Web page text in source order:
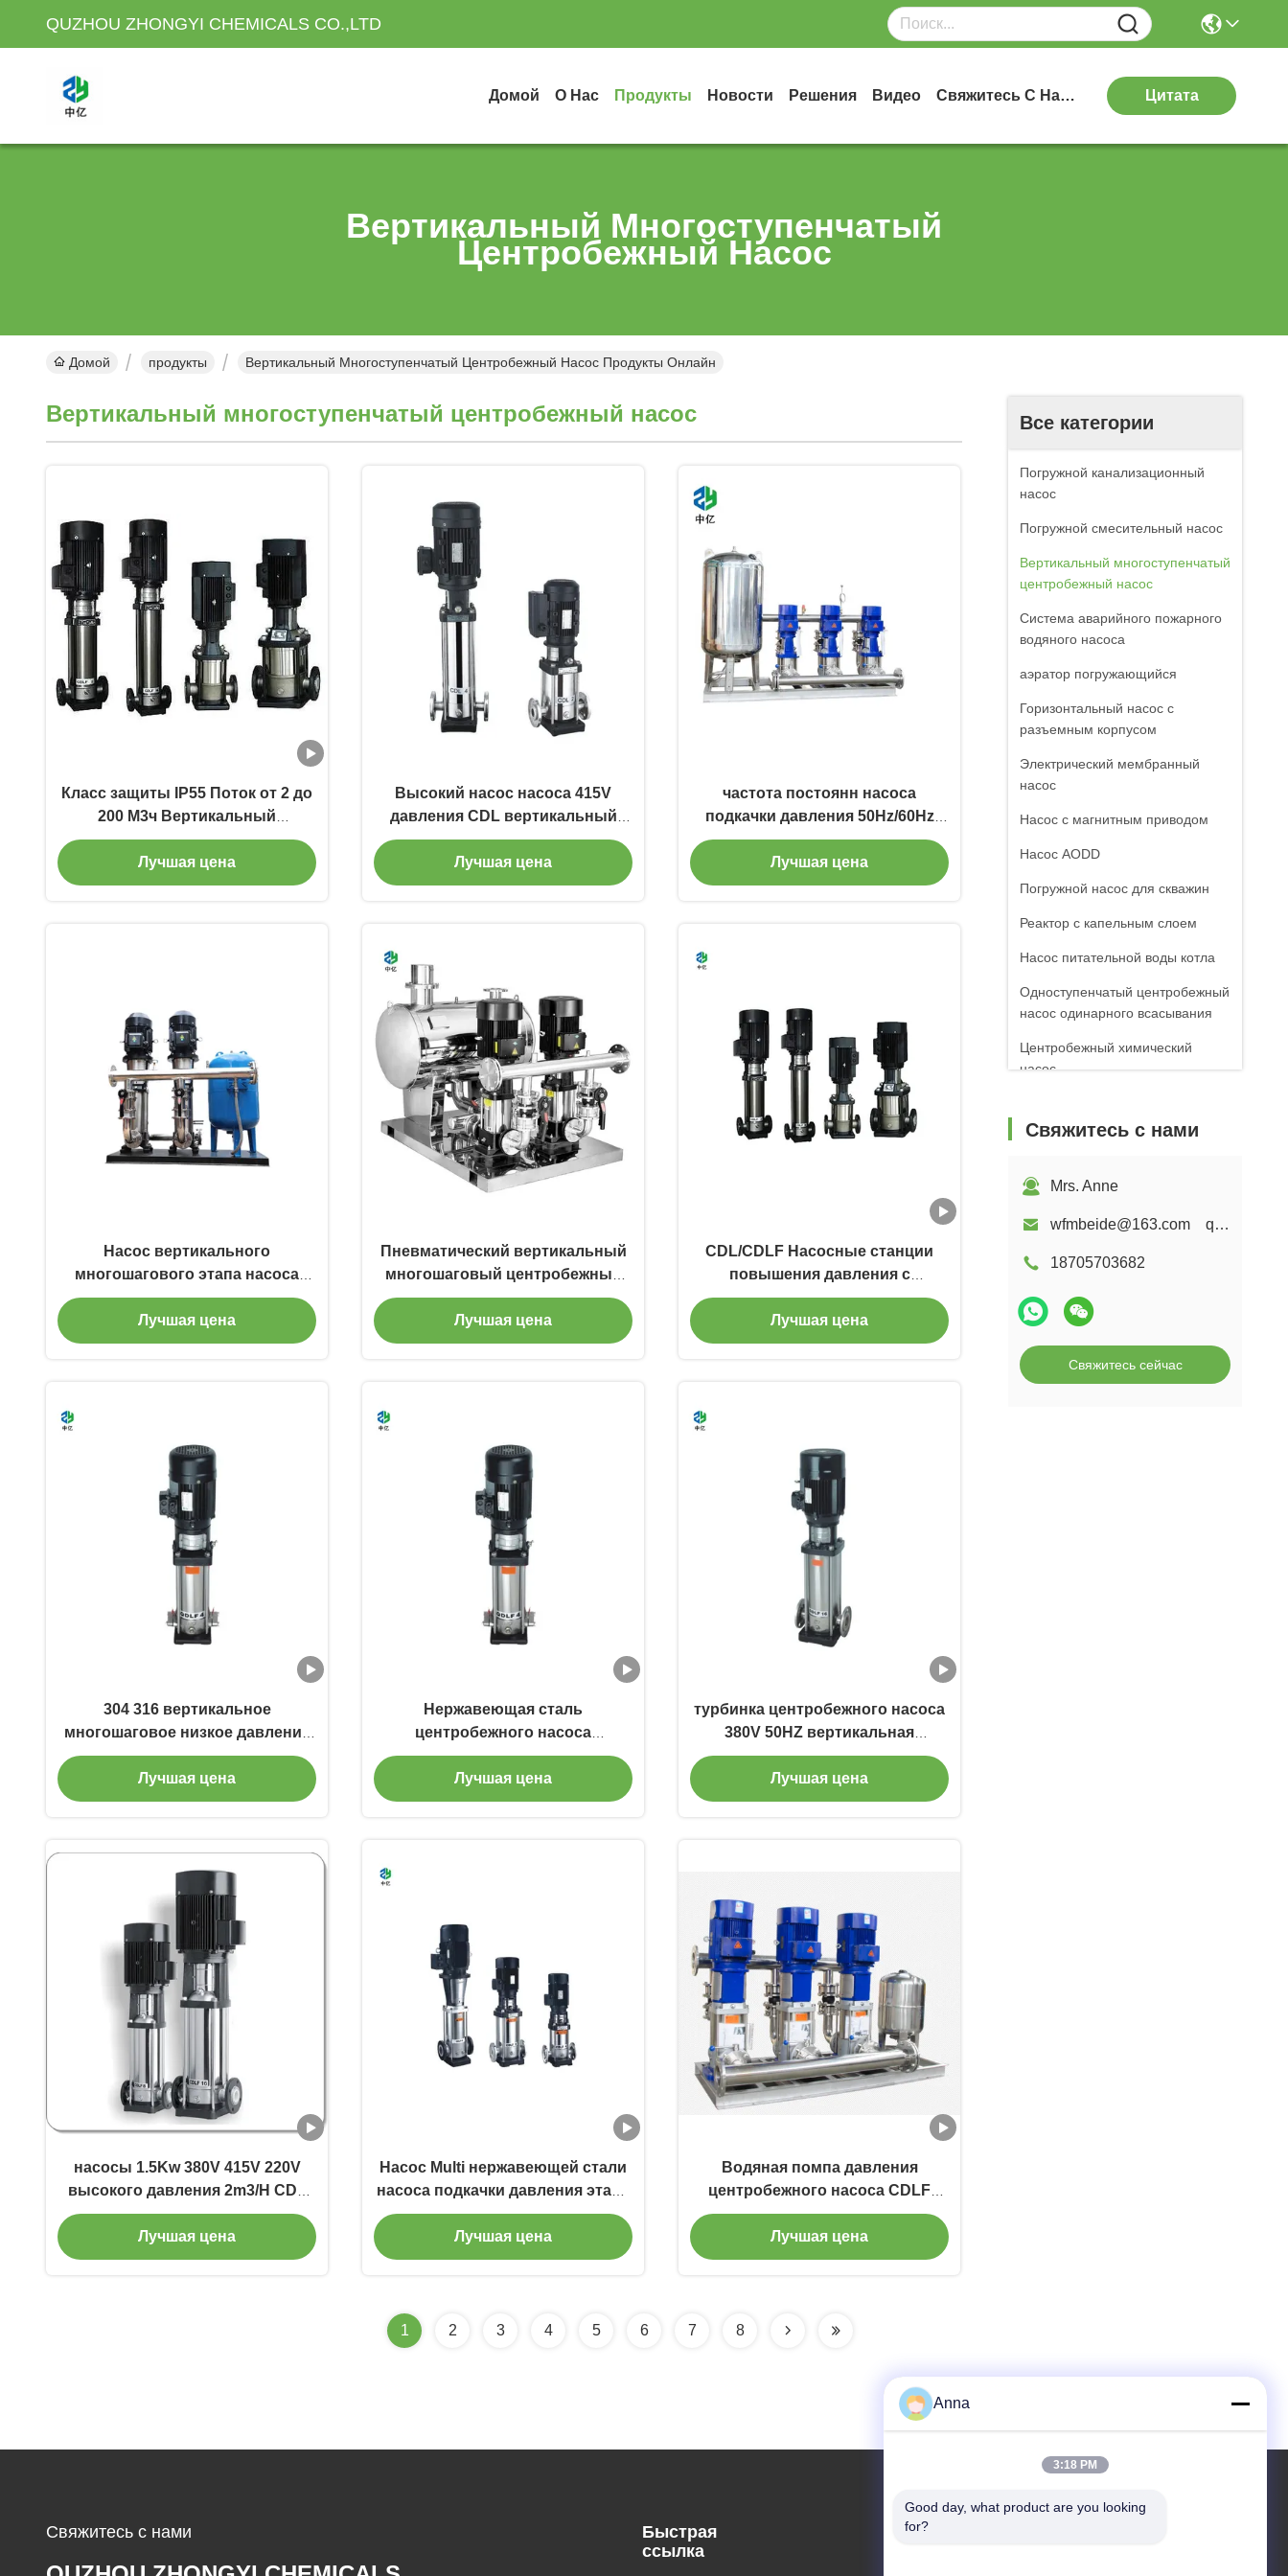
QUZHOU ZHONGYI CHEMICALS CO.,LTD
Домой О Нас Продукты Новости Решения Видео Свяжитесь С Нами Цитата
Вертикальный Многоступенчатый
Центробежный Насос
Домой продукты Вертикальный Многоступенчатый Центробежный Насос Продукты Онлайн
Все категории
Погружной канализационный
насос
Погружной смесительный насос
Вертикальный многоступенчатый
центробежный насос
Система аварийного пожарного
водяного насоса
аэратор погружающийся
Горизонтальный насос с
разъемным корпусом
Электрический мембранный
насос
Насос с магнитным приводом
Насос AODD
Погружной насос для скважин
Реактор с капельным слоем
Насос питательной воды котла
Одноступенчатый центробежный
насос одинарного всасывания
Центробежный химический
насос
насос
графитная плесень
Воздуходувка корней
Свяжитесь с нами
Mrs. Anne
wfmbeide@163.com qzwfm@hotmail.com
18705703682
Свяжитесь сейчас
Вертикальный многоступенчатый центробежный насос
Класс защиты IP55 Поток от 2 до
200 М3ч Вертикальный
многоступенчатый
центробежный насос
Максимальное рабочее давление
Лучшая цена
Высокий насос насоса 415V
давления CDL вертикальный
встроенный многошаговый
Лучшая цена
частота постоянн насоса
подкачки давления 50Hz/60Hz
переменная
Лучшая цена
Насос вертикального
многошагового этапа насоса
подкачки DN25-DN300
вертикального Multi
центробежный
Лучшая цена
Пневматический вертикальный
многошаговый центробежный
насос насоса 3000GPM
дизельный противопожарный
Лучшая цена
CDL/CDLF Насосные станции
повышения давления с
постоянным давлением и
регулируемой скоростью
Лучшая цена
304 316 вертикальное
многошаговое низкое давление
центробежного насоса 1-150m3/H
Лучшая цена
Нержавеющая сталь
центробежного насоса
трубопровода электрическая
вертикальная многошаговая
Лучшая цена
турбинка центробежного насоса
380V 50HZ вертикальная
многошаговая близкая
Лучшая цена
насосы 1.5Kw 380V 415V 220V
высокого давления 2m3/H CDL
многошаговые центробежные
Лучшая цена
Насос Multi нержавеющей стали
насоса подкачки давления этапа
HT200 вертикальный
многошаговый
Лучшая цена
Водяная помпа давления
центробежного насоса CDLF
вертикальная многошаговая
постоянн
Лучшая цена
1 2 3 4 5 6 7 8
Свяжитесь с нами
Быстрая
ссылка
Наш адрес
Anna
3:18 PM
Good day, what product are you looking
for?